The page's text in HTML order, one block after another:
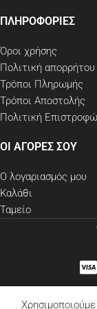
ΠΛΗΡΟΦΟΡΙΕΣ
Όροι χρήσης
Πολιτική απορρήτου
Τρόποι Πληρωμής
Τρόποι Αποστολής
Πολιτική
ΟΙ ΑΓΟΡΕΣ ΣΟΥ
Ο λογαριασμός μου
Καλάθι
Ταμείο